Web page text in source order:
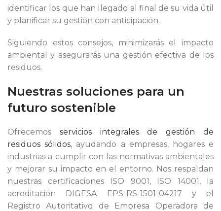
identificar los que han llegado al final de su vida útil
y planificar su gestión con anticipación.
Siguiendo estos consejos, minimizarás el impacto
ambiental y asegurarás una gestión efectiva de los
residuos.
Nuestras soluciones para un
futuro sostenible
Ofrecemos servicios integrales de gestión de
residuos sólidos, ayudando a empresas, hogares e
industrias a cumplir con las normativas ambientales
y mejorar su impacto en el entorno. Nos respaldan
nuestras certificaciones ISO 9001, ISO 14001, la
acreditación DIGESA EPS-RS-1501-04217 y el
Registro Autoritativo de Empresa Operadora de